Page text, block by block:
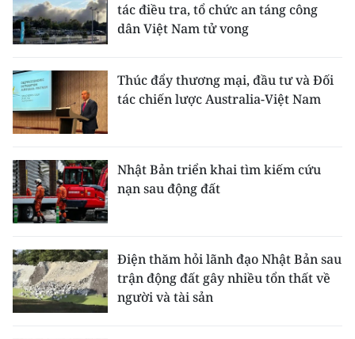
tác điều tra, tổ chức an táng công
dân Việt Nam tử vong
Thúc đẩy thương mại, đầu tư và Đối
tác chiến lược Australia-Việt Nam
Nhật Bản triển khai tìm kiếm cứu
nạn sau động đất
Điện thăm hỏi lãnh đạo Nhật Bản sau
trận động đất gây nhiều tổn thất về
người và tài sản